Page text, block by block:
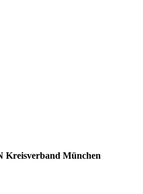
Kreisverband München